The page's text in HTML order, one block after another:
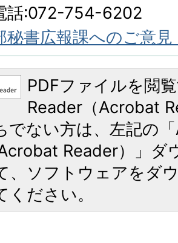
話:072-754-6202
秘書広報課へのご意
PDFファイルを閲
Reader（Acrobat
でない方は、左記の
Reader）」ダ
、ソフトウェアをダ
ください。